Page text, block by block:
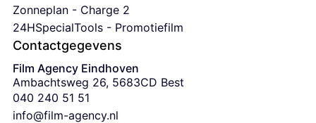
Zonneplan - Charge 2
24HSpecialTools - Promotiefilm
Contactgegevens
Film Agency Eindhoven
Ambachtsweg 26, 5683CD Best
‭040 240 51 51‬
info@film-agency.nl